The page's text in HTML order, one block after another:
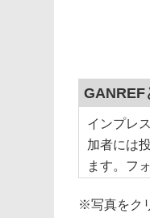
GANREF
インプレ
加者には
ます。フ
※写真をク